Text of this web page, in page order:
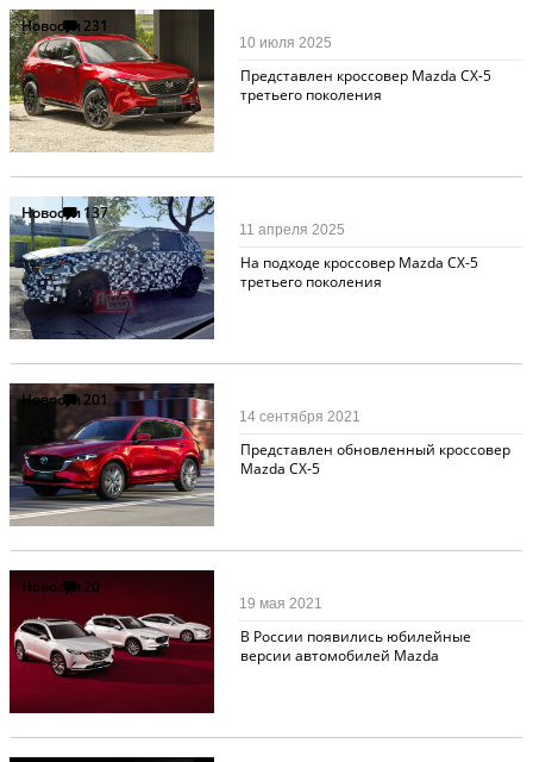
Новости231
Представлен кроссовер Mazda CX-5
третьего поколения
10 июля 2025
Новости137
На подходе кроссовер Mazda CX-5
третьего поколения
11 апреля 2025
Новости201
Представлен обновленный кроссовер
Mazda CX-5
14 сентября 2021
Новости20
В России появились юбилейные
версии автомобилей Mazda
19 мая 2021